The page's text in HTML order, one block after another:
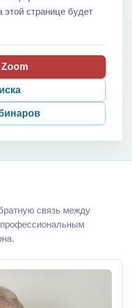
этой странице будет
связь между